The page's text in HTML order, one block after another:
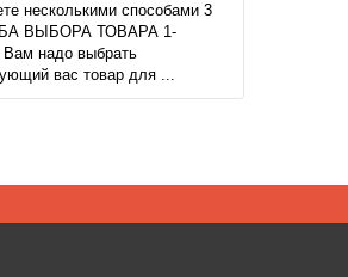
несколькими способами 3
ВЫБОРА ТОВАРА 1-
надо выбрать
вас товар для ...